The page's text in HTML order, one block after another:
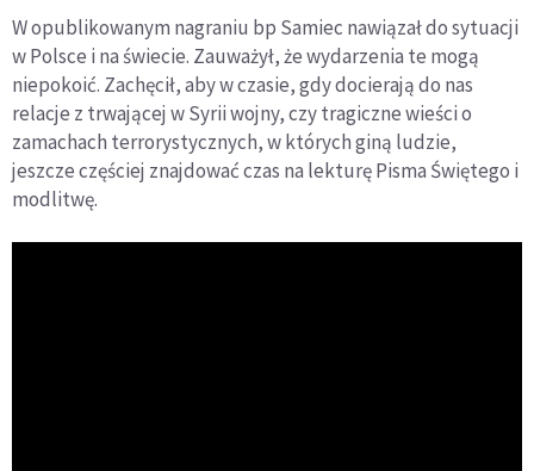
W opublikowanym nagraniu bp Samiec nawiązał do sytuacji
w Polsce i na świecie. Zauważył, że wydarzenia te mogą
niepokoić. Zachęcił, aby w czasie, gdy docierają do nas
relacje z trwającej w Syrii wojny, czy tragiczne wieści o
zamachach terrorystycznych, w których giną ludzie,
jeszcze częściej znajdować czas na lekturę Pisma Świętego i
modlitwę.